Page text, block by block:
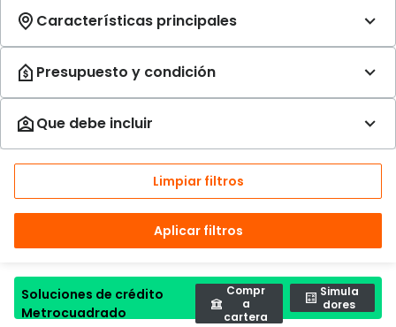
Limpiar filtros
Aplicar filtros
Soluciones de crédito
Metrocuadrado
Compr
a
cartera
Simula
dores